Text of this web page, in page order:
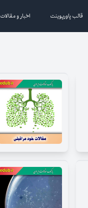
قالب پاورپوینت اخبار و مقالات